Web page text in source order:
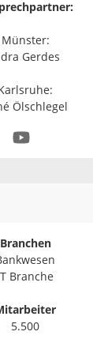
Münster:
Gerdes
Ölschlegel
Branchen
Branche
5.500